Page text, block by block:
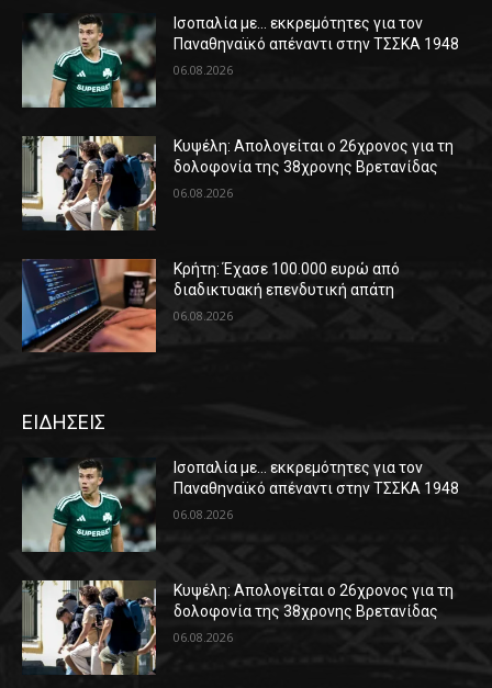
Ισοπαλία με… εκκρεμότητες για τον
Παναθηναϊκό απέναντι στην ΤΣΣΚΑ 1948
06.08.2026
Κυψέλη: Απολογείται ο 26χρονος για τη
δολοφονία της 38χρονης Βρετανίδας
06.08.2026
Κρήτη: Έχασε 100.000 ευρώ από
διαδικτυακή επενδυτική απάτη
06.08.2026
ΕΙΔΗΣΕΙΣ
Ισοπαλία με… εκκρεμότητες για τον
Παναθηναϊκό απέναντι στην ΤΣΣΚΑ 1948
06.08.2026
Κυψέλη: Απολογείται ο 26χρονος για τη
δολοφονία της 38χρονης Βρετανίδας
06.08.2026